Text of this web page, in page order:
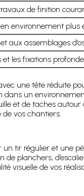
de finition
environnement plus
aux assemblages
les fixations
une tête réduite
un
et de taches autour
vos chantiers.
un tir régulier et une
planchers,
visuelle de vos